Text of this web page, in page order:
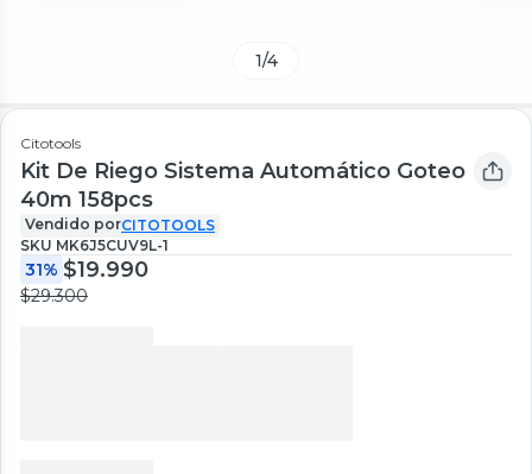
1/4
Citotools
Kit De Riego Sistema Automático Goteo
40m 158pcs
Vendido porCITOTOOLS
SKU MK6J5CUV9L-1
31% $19.990
$29.300